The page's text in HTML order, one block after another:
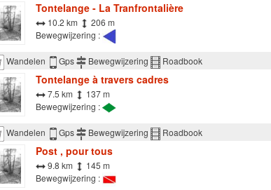
Tontelange - La Tranfrontalière
10.2 km
206 m
Bewegwijzering :
Wandelen Gps Bewegwijzering Roadbook
Tontelange à travers cadres
7.5 km
137 m
Bewegwijzering :
Wandelen Gps Bewegwijzering Roadbook
Post , pour tous
9.8 km
145 m
Bewegwijzering :